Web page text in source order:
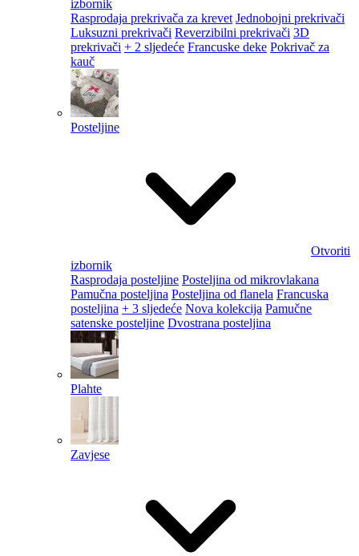
izbornik
Rasprodaja prekrivača za krevet Jednobojni prekrivači
Luksuzni prekrivači Reverzibilni prekrivači 3D
prekrivači + 2 sljedeće Francuske deke Pokrivač za
kauč
Posteljine
Otvoriti
izbornik
Rasprodaja posteljine Posteljina od mikrovlakana
Pamučna posteljina Posteljina od flanela Francuska
posteljina + 3 sljedeće Nova kolekcija Pamučne
satenske posteljine Dvostrana posteljina
Plahte
Zavjese